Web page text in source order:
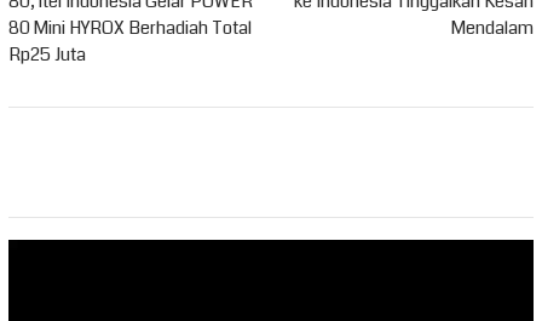
80 Mini HYROX Berhadiah Total
Rp25 Juta
Mendalam